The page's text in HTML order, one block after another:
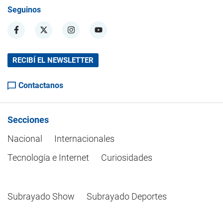
Seguinos
RECIBÍ EL NEWSLETTER
Contactanos
Secciones
Nacional
Internacionales
Tecnología e Internet
Curiosidades
Subrayado Show Subrayado Deportes